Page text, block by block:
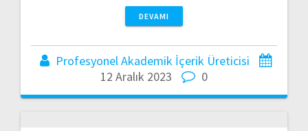
DEVAMI
Profesyonel Akademik İçerik Üreticisi
12 Aralık 2023
0